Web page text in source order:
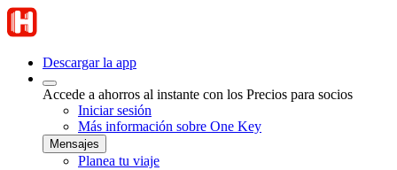
Descargar la app
Accede a ahorros al instante con los Precios para socios
Iniciar sesión
Más información sobre One Key
Mensajes
Planea tu viaje